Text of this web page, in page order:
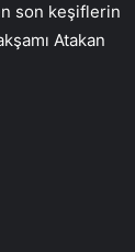
son keşiflerin
Atakan